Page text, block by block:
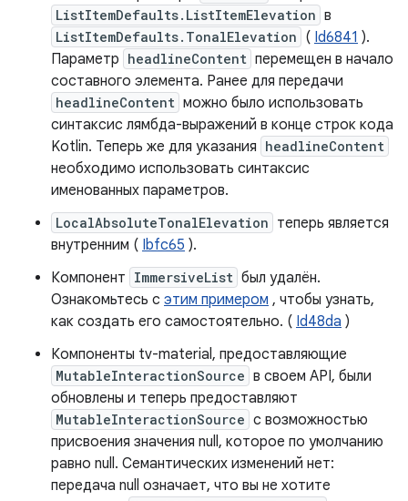
ListItemDefaults.ListItemElevation в
ListItemDefaults.TonalElevation ( Id6841 ).
Параметр headlineContent перемещен в начало
составного элемента. Ранее для передачи
headlineContent можно было использовать
синтаксис лямбда-выражений в конце строк кода
Kotlin. Теперь же для указания headlineContent
необходимо использовать синтаксис
именованных параметров.
LocalAbsoluteTonalElevation теперь является
внутренним ( Ibfc65 ).
Компонент ImmersiveList был удалён.
Ознакомьтесь с этим примером , чтобы узнать,
как создать его самостоятельно. ( Id48da )
Компоненты tv-material, предоставляющие
MutableInteractionSource в своем API, были
обновлены и теперь предоставляют
MutableInteractionSource с возможностью
присвоения значения null, которое по умолчанию
равно null. Семантических изменений нет:
передача null означает, что вы не хотите